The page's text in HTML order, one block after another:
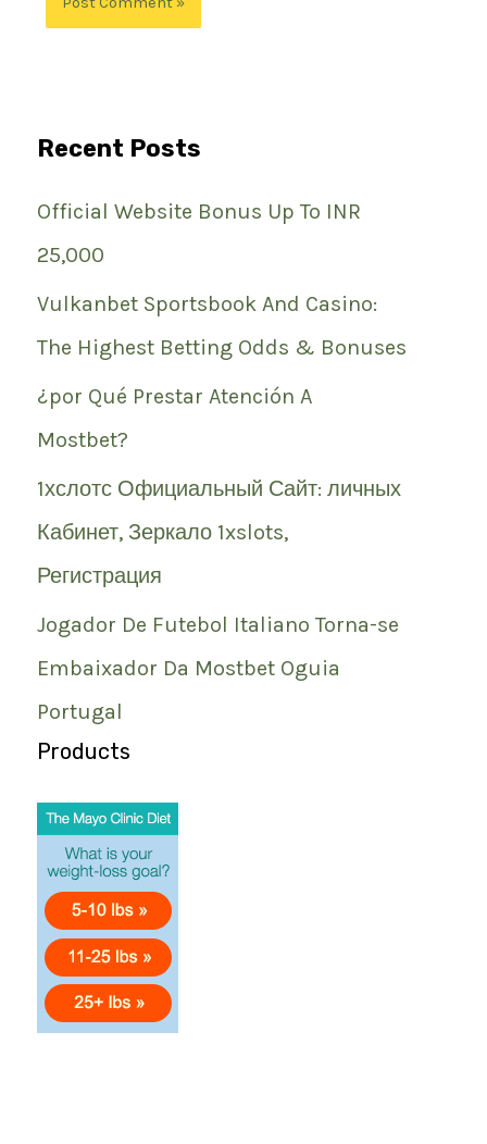
Recent Posts
Official Website Bonus Up To INR
25,000
Vulkanbet Sportsbook And Casino:
The Highest Betting Odds & Bonuses
¿por Qué Prestar Atención A
Mostbet?
1хслотс Официальный Сайт: личных
Кабинет, Зеркало 1xslots,
Регистрация
Jogador De Futebol Italiano Torna-se
Embaixador Da Mostbet Oguia
Portugal
Products